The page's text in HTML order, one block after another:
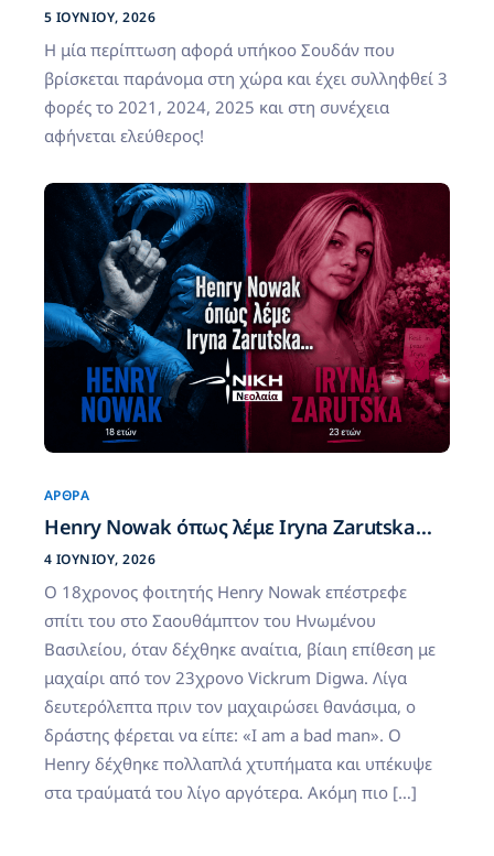
5 ΙΟΥΝΊΟΥ, 2026
Η μία περίπτωση αφορά υπήκοο Σουδάν που
βρίσκεται παράνομα στη χώρα και έχει συλληφθεί 3
φορές το 2021, 2024, 2025 και στη συνέχεια
αφήνεται ελεύθερος!
ΆΡΘΡΑ
Henry Nowak όπως λέμε Iryna Zarutska…
4 ΙΟΥΝΊΟΥ, 2026
Ο 18χρονος φοιτητής Henry Nowak επέστρεφε
σπίτι του στο Σαουθάμπτον του Ηνωμένου
Βασιλείου, όταν δέχθηκε αναίτια, βίαιη επίθεση με
μαχαίρι από τον 23χρονο Vickrum Digwa. Λίγα
δευτερόλεπτα πριν τον μαχαιρώσει θανάσιμα, ο
δράστης φέρεται να είπε: «I am a bad man». Ο
Henry δέχθηκε πολλαπλά χτυπήματα και υπέκυψε
στα τραύματά του λίγο αργότερα. Ακόμη πιο […]